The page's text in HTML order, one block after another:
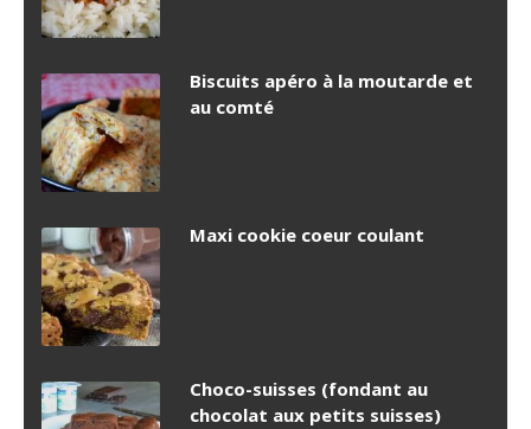
Biscuits apéro à la moutarde et
au comté
Maxi cookie coeur coulant
Choco-suisses (fondant au
chocolat aux petits suisses)